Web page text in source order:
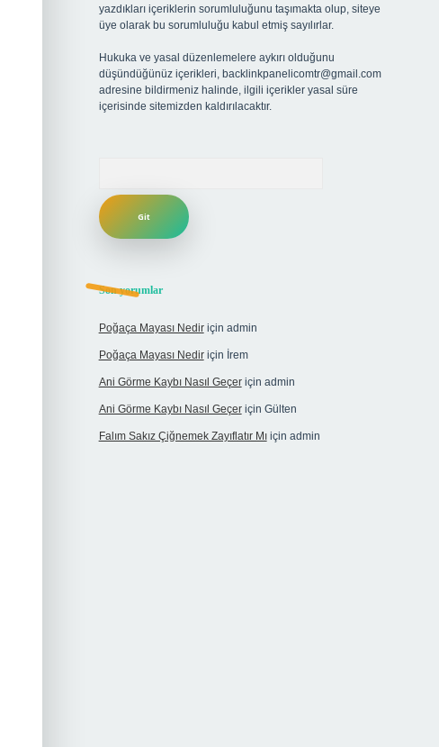
yazdıkları içeriklerin sorumluluğunu taşımakta olup, siteye
üye olarak bu sorumluluğu kabul etmiş sayılırlar.
Hukuka ve yasal düzenlemelere aykırı olduğunu
düşündüğünüz içerikleri, backlinkpanelicomtr@gmail.com
adresine bildirmeniz halinde, ilgili içerikler yasal süre
içerisinde sitemizden kaldırılacaktır.
Son yorumlar
Poğaça Mayası Nediriçin admin
Poğaça Mayası Nediriçin İrem
Ani Görme Kaybı Nasıl Geçeriçin admin
Ani Görme Kaybı Nasıl Geçeriçin Gülten
Falım Sakız Çiğnemek Zayıflatır Mıiçin admin